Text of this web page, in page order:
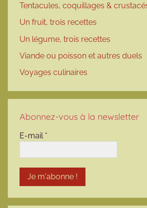
Tentacules, coquillages &
Un fruit, trois recettes
Un légume, trois recettes
Viande ou poisson et autres duels
Voyages culinaires
Abonnez-vous à la newsletter
E-mail *